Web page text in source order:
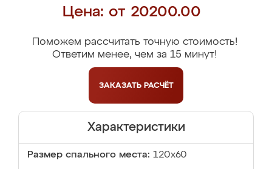
Цена: от 20200.00
Поможем рассчитать точную стоимость!
Ответим менее, чем за 15 минут!
ЗАКАЗАТЬ РАСЧЁТ
Характеристики
Размер спального места: 120x60